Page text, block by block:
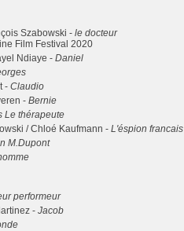
Szabowski - le docteur
Film Festival 2020
Ndiaye - Daniel
- Claudio
- Bernie
Le thérapeute
/ Chloé Kaufmann - L'éspion francais
M.Dupont
performeur
- Jacob